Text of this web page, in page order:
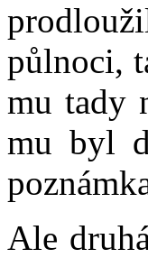
půlnoci,
mu tady
mu byl
Ale